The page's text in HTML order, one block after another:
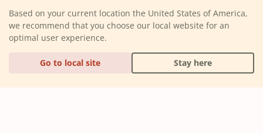
Based on your current location the United States of America,
we recommend that you choose our local website for an
optimal user experience.
Go to local site Stay here